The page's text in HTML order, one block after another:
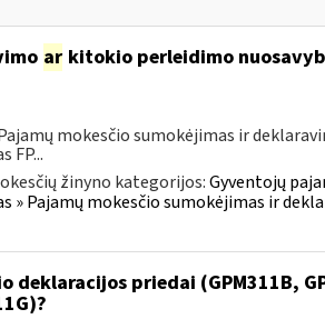
arkitokio perleidimo
mokesčio sumokėjimas ir
FP...
žinyno kategorijos:Gyventojų
Pajamų mokesčio sumokėjimas ir
priedai (GPM311B,